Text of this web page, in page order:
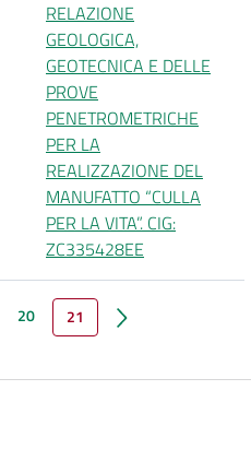
RELAZIONE
GEOLOGICA,
GEOTECNICA E DELLE
PROVE
PENETROMETRICHE
PER LA
REALIZZAZIONE DEL
MANUFATTO “CULLA
PER LA VITA”. CIG:
ZC335428EE
20 21 Pagina successiva